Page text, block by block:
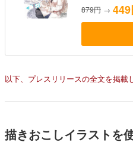
879円 →
以下、プレスリリースの全文を掲載
描きおこしイラストを